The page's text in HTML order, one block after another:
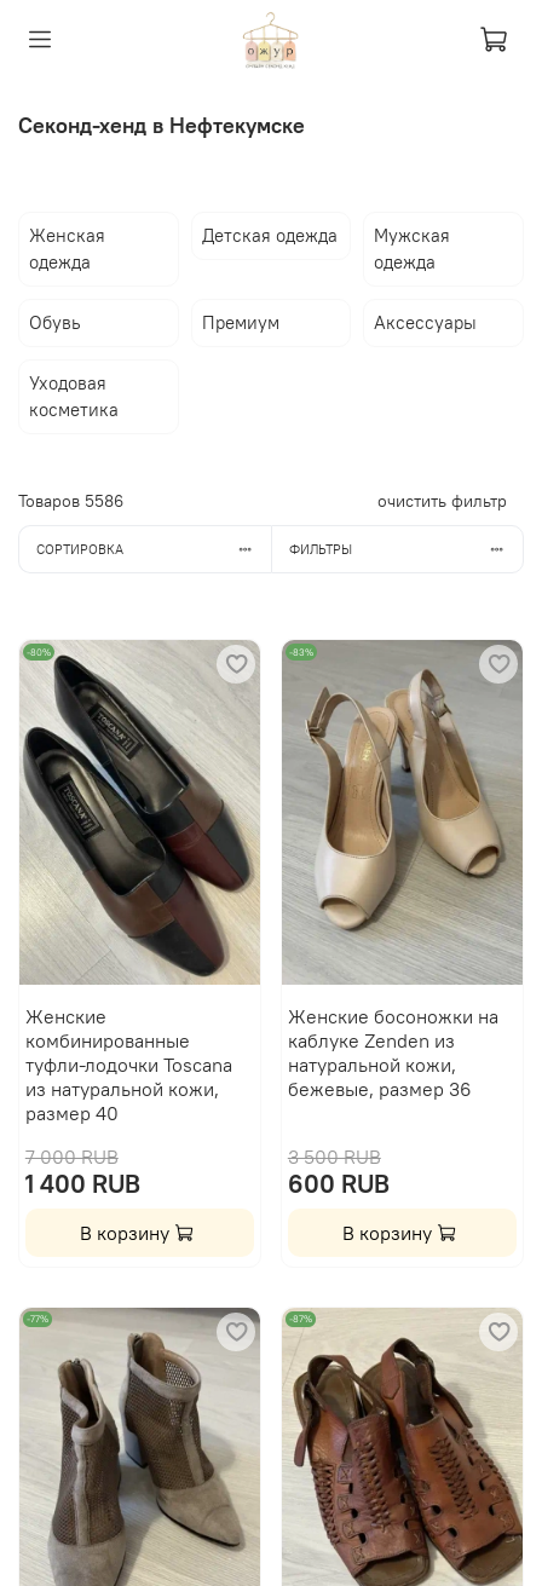
Секонд-хенд в Нефтекумске
Женская
одежда
Детская одежда
Мужская
одежда
Обувь Премиум Аксессуары
Уходовая
косметика
Товаров 5586 очистить фильтр
СОРТИРОВКА ФИЛЬТРЫ
-80%
Женские
комбинированные
туфли-лодочки Toscana
из натуральной кожи,
размер 40
7 000 RUB
1 400 RUB
В корзину
-83%
Женские босоножки на
каблуке Zenden из
натуральной кожи,
бежевые, размер 36
3 500 RUB
600 RUB
В корзину
-77% -87%